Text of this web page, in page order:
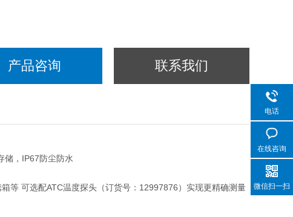
产品咨询 联系我们
储，IP67防尘防水
等 可选配ATC温度探头（订货号：12997876）实现更精确测量
电话
在线咨询
微信扫一扫